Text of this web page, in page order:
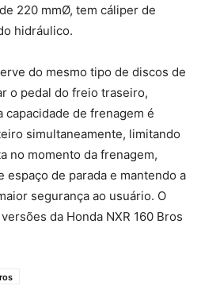
220 mmØ, tem cáliper de
hidráulico.
do mesmo tipo de discos de
o pedal do freio traseiro,
capacidade de frenagem é
simultaneamente, limitando
no momento da frenagem,
espaço de parada e mantendo a
segurança ao usuário. O
da Honda NXR 160 Bros